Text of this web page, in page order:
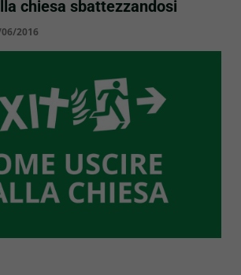
chiesa sbattezzandosi
2016